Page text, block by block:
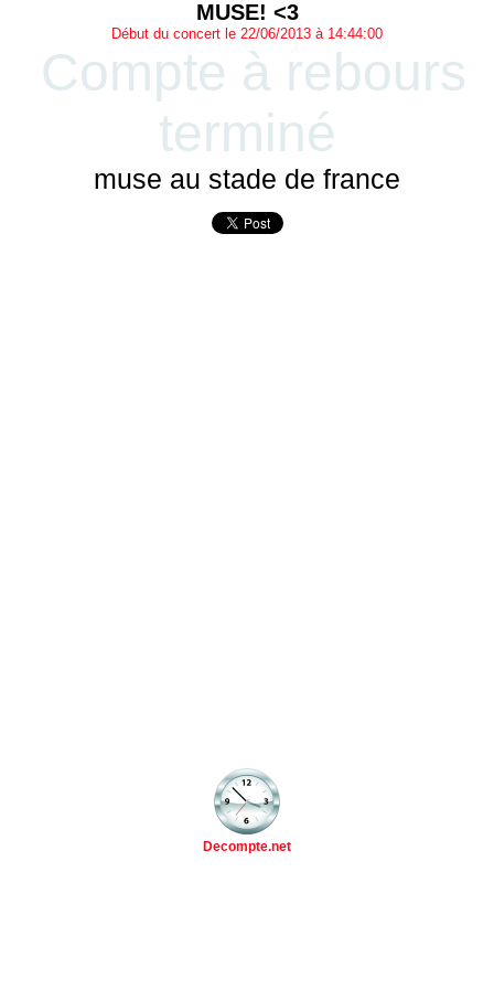
MUSE! <3
Début du concert le 22/06/2013 à 14:44:00
Compte à rebours
terminé
muse au stade de france
Decompte.net